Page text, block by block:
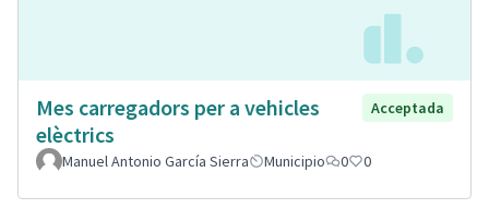
Mes carregadors per a vehicles
elèctrics
Acceptada
Manuel Antonio García Sierra Municipio 0 0